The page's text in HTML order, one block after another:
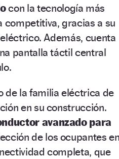
con la tecnología más
competitiva, gracias a su
Además, cuenta
pantalla táctil central
de la familia eléctrica de
en su construcción.
avanzado para
de los ocupantes
completa, que